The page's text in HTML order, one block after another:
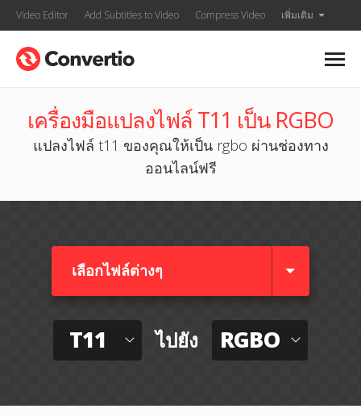
Video Editor Add Subtitles to Video Compress Video เพิ่มเติม
เครื่องมือแปลงไฟล์ T11 เป็น RGBO
แปลงไฟล์ t11 ของคุณให้เป็น rgbo ผ่านช่องทาง
ออนไลน์ฟรี
เลือกไฟล์ต่างๆ​
T11 ไปยัง RGBO